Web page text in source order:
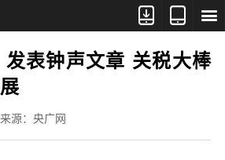



发表钟声文章 关税大棒
来源：央广网